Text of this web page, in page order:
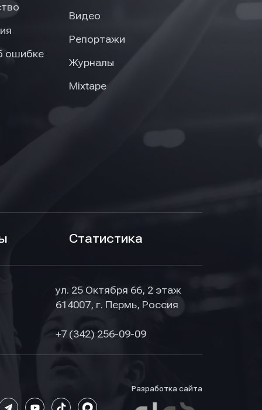
ошибке
Видео
Репортажи
Журналы
Mixtape
Статистика
ул. 25 Октября 66, 2 этаж
614007, г. Пермь, Россия
+7 (342) 256-09-09
Разработка сайта